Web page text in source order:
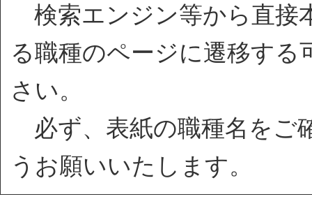
検索エンジン等から直接
る職種のページに遷移す
さい。
必ず、表紙の職種名をご
うお願いいたします。